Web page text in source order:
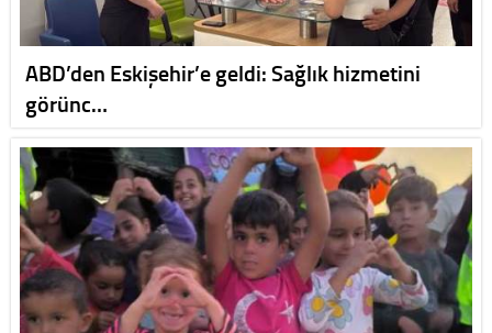
ABD’den Eskişehir’e geldi: Sağlık hizmetini
görünc…